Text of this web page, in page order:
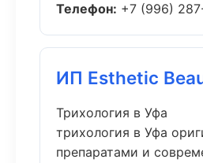
Телефон: +7 (996)
ИП Esthetic
Трихология в Уфа
трихология в Уфа
препаратами и